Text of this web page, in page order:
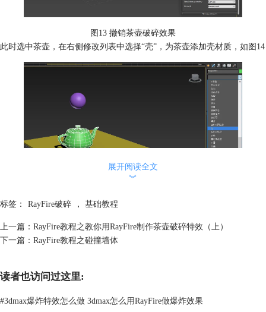
图13 撤销茶壶破碎效果
此时选中茶壶，在右侧修改列表中选择“壳”，为茶壶添加壳材质，如图14
在参数中，将茶壶的外部量设置为0.5,如图15
展开阅读全文
︾
标签： RayFire破碎 ， 基础教程
上一篇： RayFire教程之教你用RayFire制作茶壶破碎特效（上）
下一篇： RayFire教程之碰撞墙体
读者也访问过这里:
#3dmax爆炸特效怎么做 3dmax怎么用RayFire做爆炸效果